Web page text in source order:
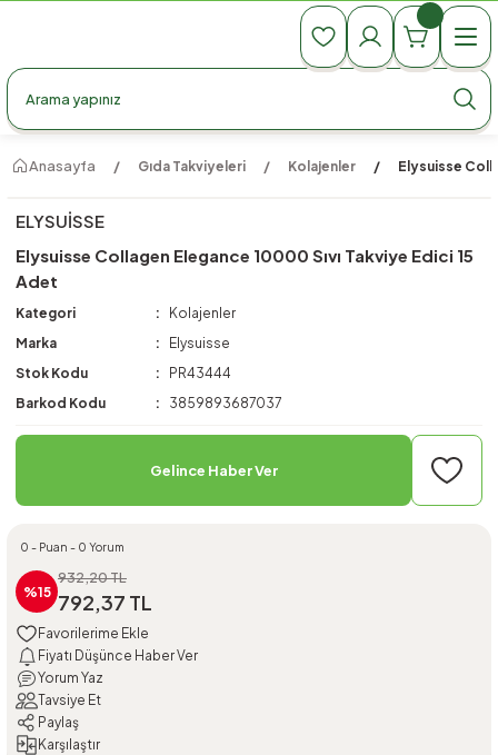
990 TL Üzeri Ücretsiz Kargo
990 TL Üzeri Ücretsiz Kargo
Anasayfa Gıda Takviyeleri Kolajenler Elysuisse
ELYSUISSE
Elysuisse Collagen Elegance 10000 Sıvı Takviye Edici 15
Adet
Kategori
Kolajenler
Marka
Elysuisse
Stok Kodu
PR43444
Barkod Kodu
3859893687037
Gelince Haber Ver
0 - Puan - 0 Yorum
%15
932,20 TL
792,37 TL
Fiyatı Düşünce Haber Ver
Yorum Yaz
Tavsiye Et
Paylaş
Karşılaştır